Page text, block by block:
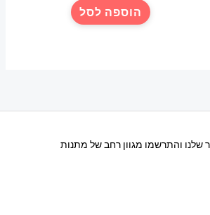
הוספה לסל
שלנו והתרשמו מגוון רחב של מתנות